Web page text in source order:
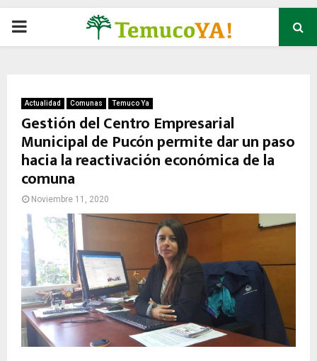
P
M
A
Y
M
E
Actualidad Comunas Temuco Ya
Gestión del Centro Empresarial
Municipal de Pucón permite dar un paso
hacia la reactivación económica de la
comuna
Noviembre 11, 2020